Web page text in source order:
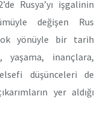
Rusya’yı işgalinin
değişen Rus
yönüyle bir tarih
yaşama, inançlara,
düşünceleri de
yer aldığı